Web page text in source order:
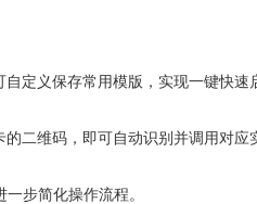
定义保存常用模版，实现一键快速
二维码，即可自动识别并调用对应
步简化操作流程。